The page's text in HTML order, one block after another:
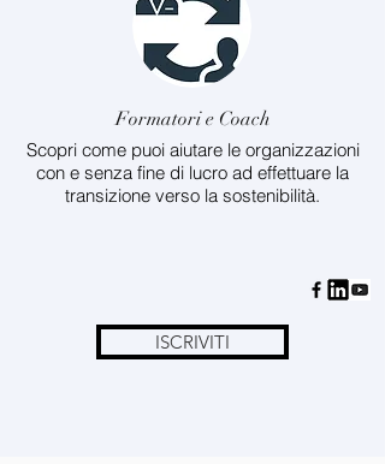
Formatori e Coach
Scopri come puoi aiutare le organizzazioni
con e senza fine di lucro ad effettuare la
transizione verso la sostenibilità.
ISCRIVITI